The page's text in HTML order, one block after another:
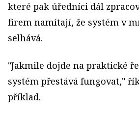
které pak úředníci dál
firem namítají, že systém v
selhává.
"Jakmile dojde na praktické
systém přestává fungovat,"
příklad.